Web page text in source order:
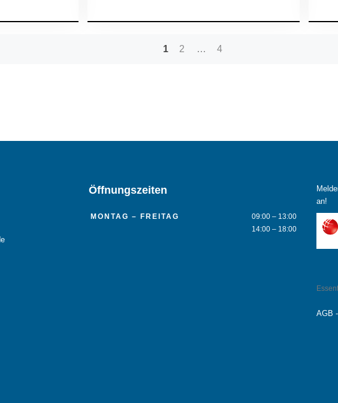
1 2 … 4
Öffnungszeiten
MONTAG – FREITAG
09:00 – 13:00
14:00 – 18:00
an!
AGB -